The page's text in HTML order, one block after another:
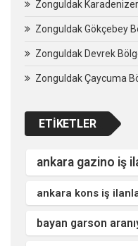
Zonguldak
Zonguldak Gökçebey
Zonguldak Devrek
Zonguldak Çaycuma
ETIKETLER
ankara gazino iş
ankara kons iş
bayan garson